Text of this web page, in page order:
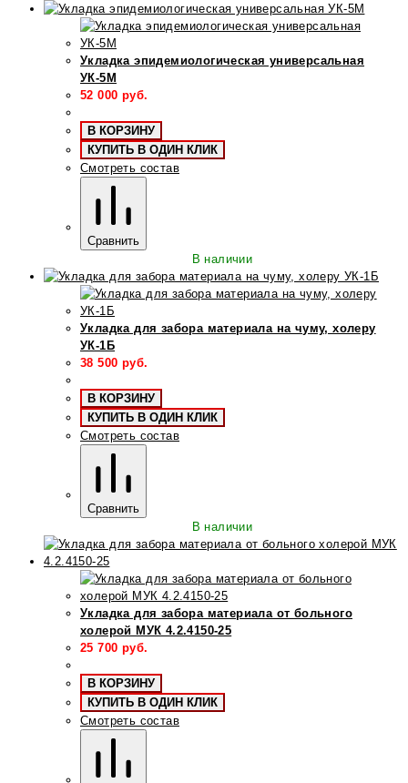
Укладка эпидемиологическая универсальная
УК-5М
52 000 руб.
В КОРЗИНУ
КУПИТЬ В ОДИН КЛИК
Смотреть состав
Сравнить
В наличии
Укладка для забора материала на чуму, холеру
УК-1Б
38 500 руб.
В КОРЗИНУ
КУПИТЬ В ОДИН КЛИК
Смотреть состав
Сравнить
В наличии
Укладка для забора материала от больного
холерой МУК 4.2.4150-25
25 700 руб.
В КОРЗИНУ
КУПИТЬ В ОДИН КЛИК
Смотреть состав